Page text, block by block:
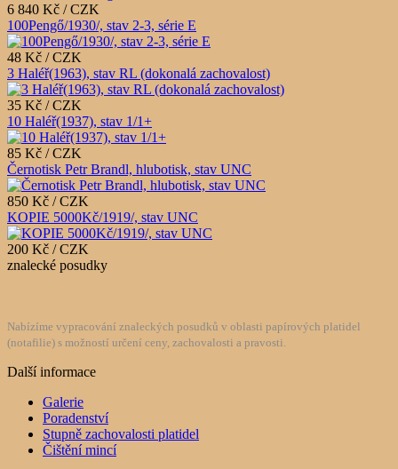
6 840 Kč / CZK
100Pengő/1930/, stav 2-3, série E
48 Kč / CZK
3 Haléř(1963), stav RL (dokonalá zachovalost)
35 Kč / CZK
10 Haléř(1937), stav 1/1+
85 Kč / CZK
Černotisk Petr Brandl, hlubotisk, stav UNC
850 Kč / CZK
KOPIE 5000Kč/1919/, stav UNC
200 Kč / CZK
znalecké posudky
Nabízíme vypracování znaleckých posudků v oblasti papírových platidel
(notafilie) s možností určení ceny, zachovalosti a pravosti.
Další informace
Galerie
Poradenství
Stupně zachovalosti platidel
Čištění mincí